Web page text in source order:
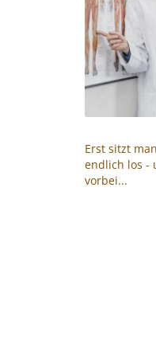
Erst sitzt
endlich los -
vorbei...